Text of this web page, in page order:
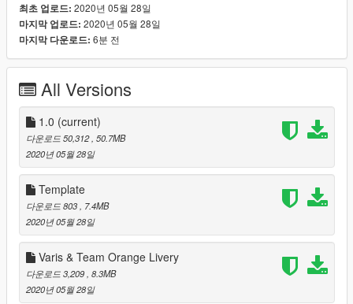
More liveries:
Varis Livery
YUKE'S Team ORANGE D1GP
RALLYART BLACK
[Jrca]諏訪姫ロゴ#3
[Jrca]諏訪姫ロゴ#5
[itasha]Sword Art Online
[itasha]GOODSMILE RACING15
[itasha]GRAN TURISMO
[Itasha] Puella Magi Madoka Magica by:weenkako
[Itasha] bilibili by:HY_S
[Itasha] 東郷美森 by:furin620
NARUTO tuner liveries by:madmax_0511
Gulf Oil by:Castle_Y
RALLY livery by:UT-1992
[YCA Modder Group]
최초 업로드: 2020년 05월 28일
마지막 업로드: 2020년 05월 28일
마지막 다운로드: 6분 전
All Versions
1.0 (current)
다운로드 50,312 , 50.7MB
2020년 05월 28일
Template
다운로드 803
, 7.4MB
2020년 05월 28일
Varis & Team Orange Livery
다운로드 3,209 , 8.3MB
2020년 05월 28일